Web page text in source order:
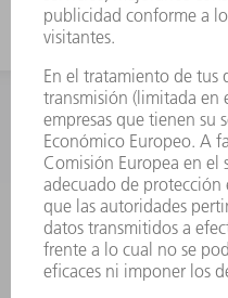
Condiciones
+34